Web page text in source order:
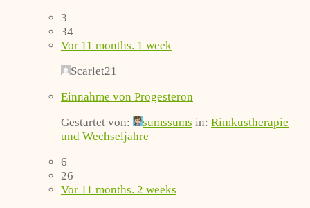
3
34
Vor 11 months. 1 week
Scarlet21
Einnahme von Progesteron
Gestartet von:
sumssums in: Rimkustherapie
und Wechseljahre
6
26
Vor 11 months. 2 weeks